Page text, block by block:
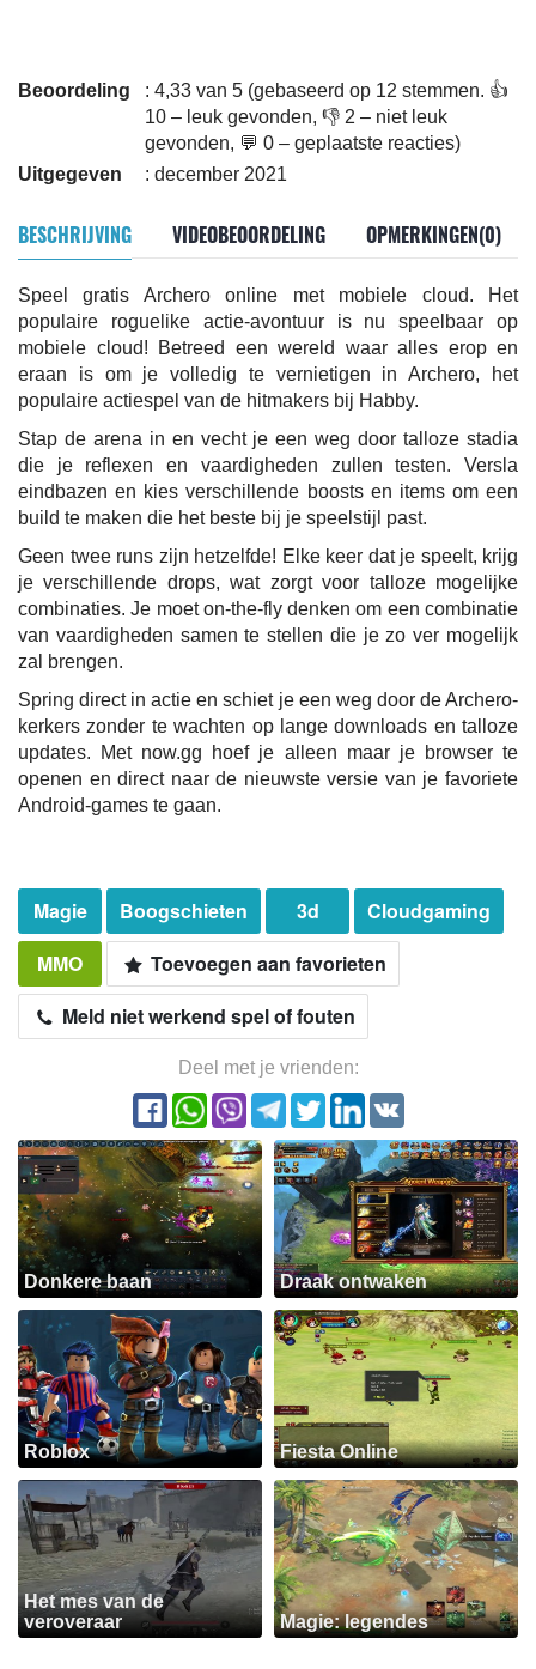
Beoordeling
: 4,33 van 5 (gebaseerd op 12 stemmen. 👍
10 – leuk gevonden, 👎 2 – niet leuk
gevonden, 💬 0 – geplaatste reacties)
Uitgegeven
: december 2021
BESCHRIJVING VIDEOBEOORDELING OPMERKINGEN(0)
Speel gratis Archero online met mobiele cloud. Het
populaire roguelike actie-avontuur is nu speelbaar op
mobiele cloud! Betreed een wereld waar alles erop en
eraan is om je volledig te vernietigen in Archero, het
populaire actiespel van de hitmakers bij Habby.
Stap de arena in en vecht je een weg door talloze stadia
die je reflexen en vaardigheden zullen testen. Versla
eindbazen en kies verschillende boosts en items om een
build te maken die het beste bij je speelstijl past.
Geen twee runs zijn hetzelfde! Elke keer dat je speelt, krijg
je verschillende drops, wat zorgt voor talloze mogelijke
combinaties. Je moet on-the-fly denken om een combinatie
van vaardigheden samen te stellen die je zo ver mogelijk
zal brengen.
Spring direct in actie en schiet je een weg door de Archero-
kerkers zonder te wachten op lange downloads en talloze
updates. Met now.gg hoef je alleen maar je browser te
openen en direct naar de nieuwste versie van je favoriete
Android-games te gaan.
Magie Boogschieten 3d
Cloudgaming
MMO
Toevoegen aan favorieten
Meld niet werkend spel of fouten
Deel met je vrienden:
Donkere baan Draak ontwaken
Roblox Fiesta Online
Het mes van de
veroveraar
Magie: legendes